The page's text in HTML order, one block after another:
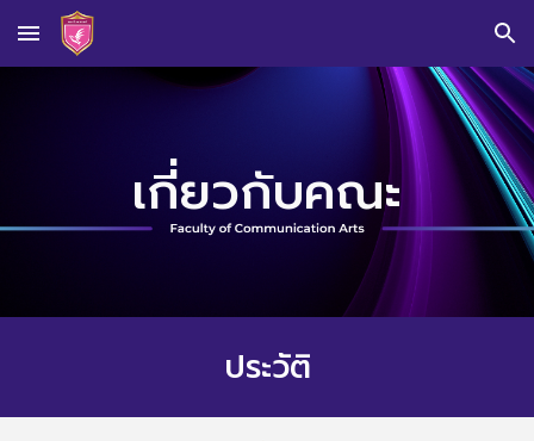
Skip to main content Skip to navigation
เกี่ยวกับคณะ
ประวัติ